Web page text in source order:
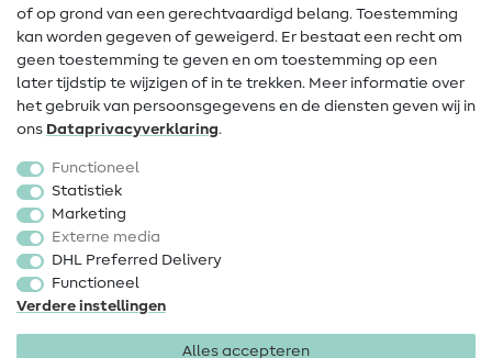
FAQ
Herroepingsrecht
Populair
Fournituren
Sale
of op grond van een gerechtvaardigd belang. Toestemming
kan worden gegeven of geweigerd. Er bestaat een recht om
geen toestemming te geven en om toestemming op een
later tijdstip te wijzigen of in te trekken. Meer informatie over
het gebruik van persoonsgegevens en de diensten geven wij in
ons Data­privacy­verklaring.
Functioneel
Statistiek
Marketing
Externe media
DHL Preferred Delivery
Functioneel
Verdere instellingen
Alles accepteren